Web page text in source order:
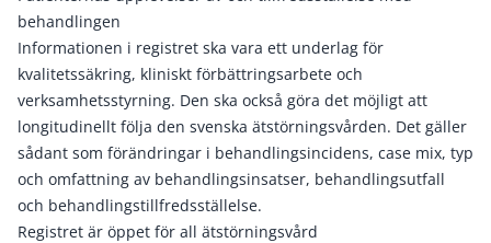
behandlingen
Informationen i registret ska vara ett underlag för
kvalitetssäkring, kliniskt förbättringsarbete och
verksamhetsstyrning. Den ska också göra det möjligt att
longitudinellt följa den svenska ätstörningsvården. Det gäller
sådant som förändringar i behandlingsincidens, case mix, typ
och omfattning av behandlingsinsatser, behandlingsutfall
och behandlingstillfredsställelse.
Registret är öppet för all ätstörningsvård